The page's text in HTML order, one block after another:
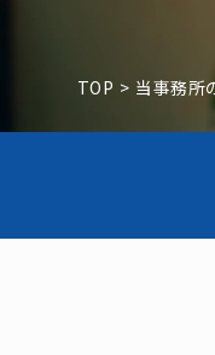
TOP > 当事務所